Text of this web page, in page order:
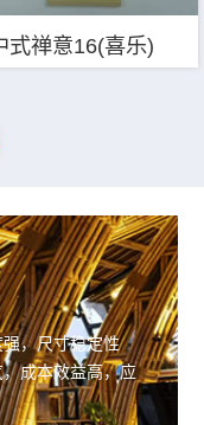
式禅意16(喜乐)
，尺寸稳定性
成本效益高，应